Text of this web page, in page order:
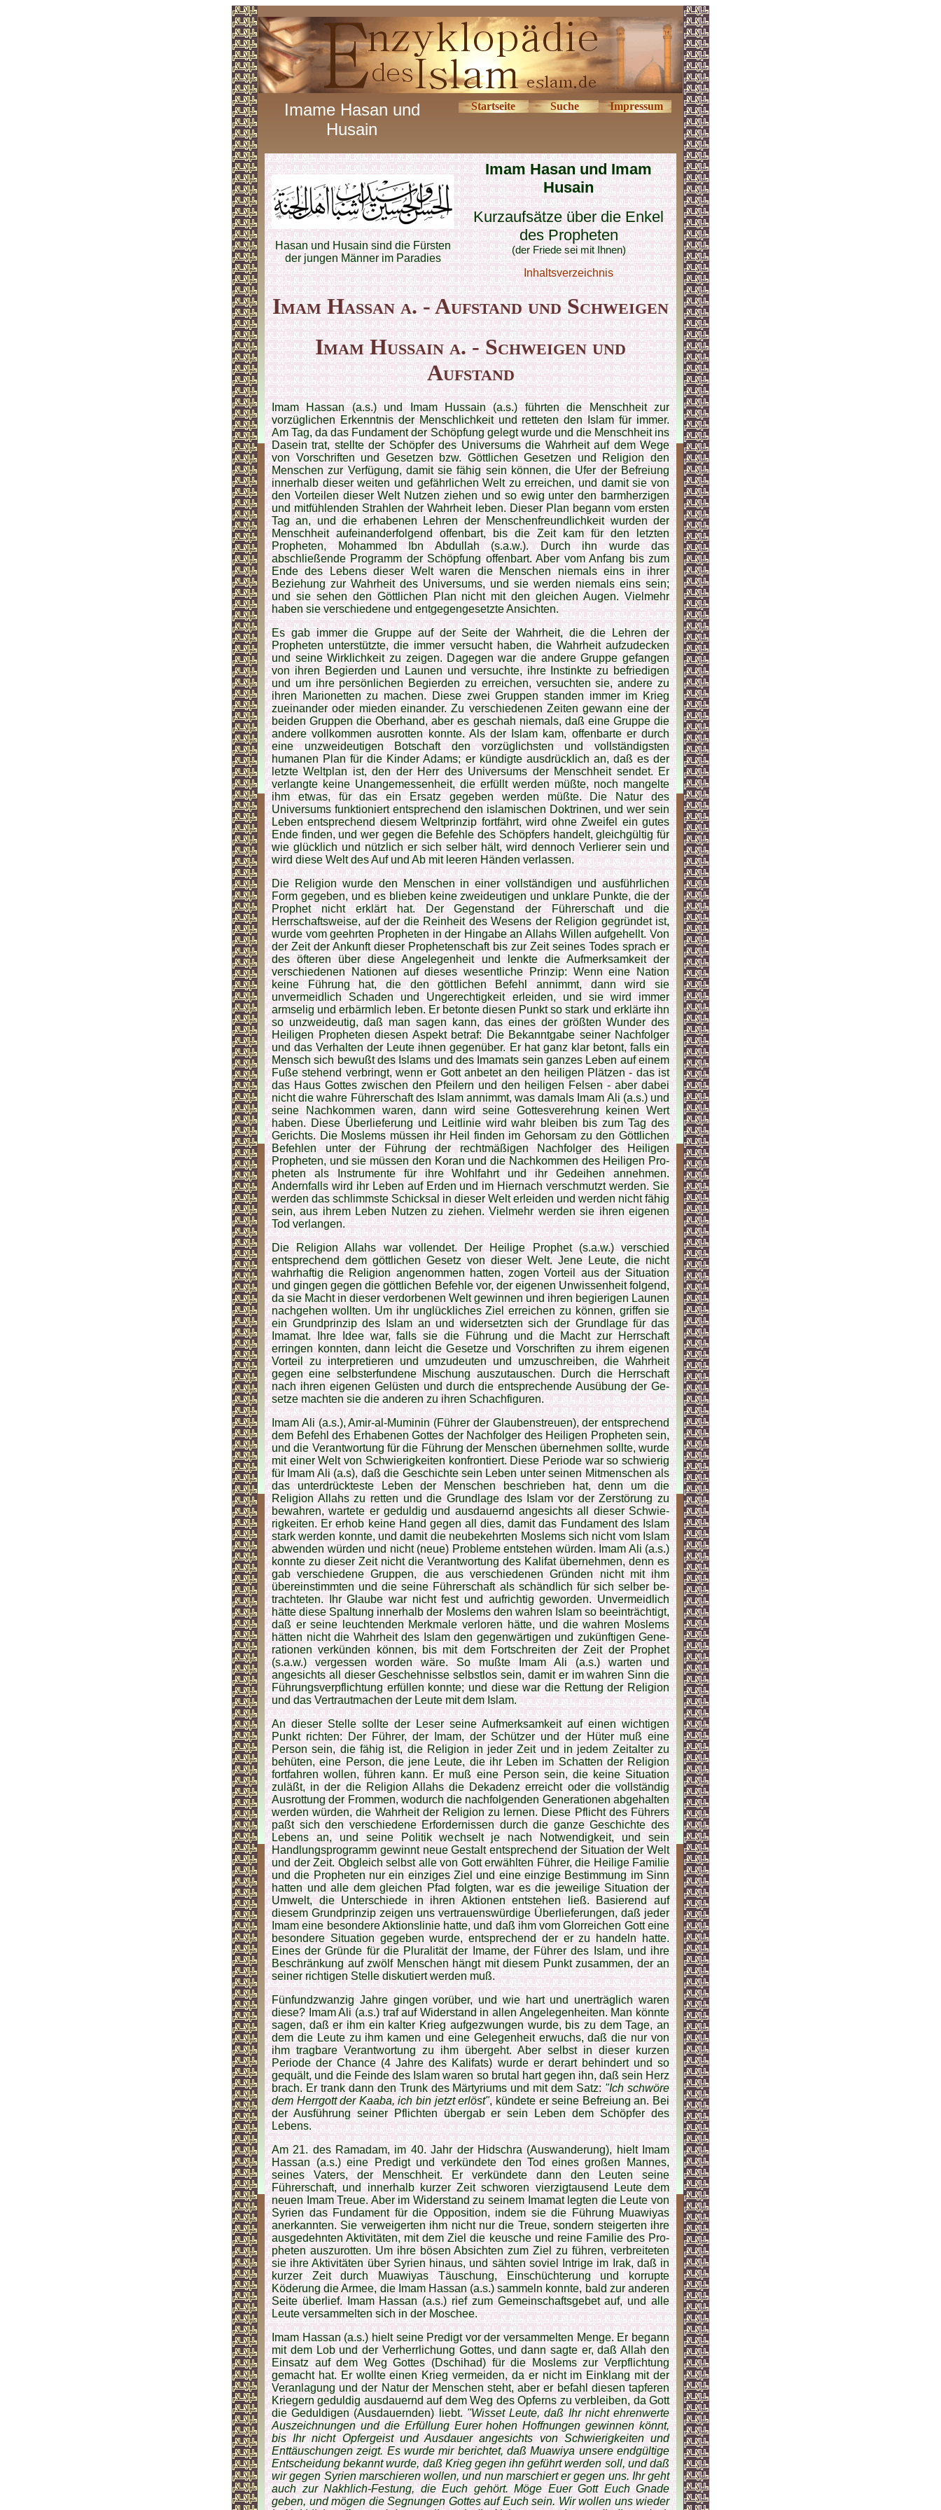
Imame Hasan und
Husain
Startseite Suche Impressum
Hasan und Husain sind die Fürsten
der jungen Männer im Paradies
Imam Hasan und Imam
Husain
Kurzaufsätze über die Enkel
des Propheten
(der Friede sei mit Ihnen)
Inhaltsverzeichnis
Imam Hassan a. - Aufstand und Schweigen
Imam Hussain a. - Schweigen und
Aufstand
Imam Hassan (a.s.) und Imam Hussain (a.s.) führten die Mensch­heit zur
vorzüglichen Erkenntnis der Menschlichkeit und retteten den Islam für immer.
Am Tag, da das Fundament der Schöpfung gelegt wurde und die Menschheit ins
Dasein trat, stellte der Schöpfer des Universums die Wahrheit auf dem Wege
von Vorschriften und Gesetzen bzw. Göttlichen Geset­zen und Religion den
Menschen zur Verfügung, damit sie fähig sein können, die Ufer der Befreiung
inner­halb dieser weiten und gefährlichen Welt zu erreichen, und damit sie von
den Vorteilen dieser Welt Nutzen ziehen und so ewig unter den barmherzigen
und mitfühlenden Strahlen der Wahrheit leben. Dieser Plan begann vom ersten
Tag an, und die erhabe­nen Lehren der Menschenfreundlichkeit wur­den der
Mensch­heit aufeinanderfolgend offenbart, bis die Zeit kam für den letzten
Propheten, Mohammed Ibn Abdullah (s.a.w.). Durch ihn wurde das
abschließende Programm der Schöpfung offen­bart. Aber vom Anfang bis zum
Ende des Lebens dieser Welt waren die Menschen niemals eins in ihrer
Beziehung zur Wahrheit des Universums, und sie wer­den niemals eins sein;
und sie sehen den Göttlichen Plan nicht mit den gleichen Au­gen. Vielmehr
haben sie verschie­dene und entgegengesetzte Ansichten.
Es gab immer die Gruppe auf der Seite der Wahrheit, die die Lehren der
Propheten unterstützte, die immer versucht haben, die Wahrheit aufzudecken
und seine Wirklichkeit zu zeigen. Dagegen war die andere Gruppe gefangen
von ihren Begier­den und Launen und versuchte, ihre Instinkte zu befrie­digen
und um ihre persönlichen Begierden zu erreichen, versuchten sie, andere zu
ihren Marionetten zu ma­chen. Diese zwei Gruppen standen immer im Krieg
zuein­ander oder mieden einander. Zu verschiedenen Zei­ten gewann eine der
beiden Gruppen die Oberhand, aber es geschah niemals, daß eine Gruppe die
ande­re vollkom­men ausrotten konnte. Als der Islam kam, offenbarte er durch
eine unzweideu­tigen Botschaft den vorzüglichsten und vollständigsten
humanen Plan für die Kinder Adams; er kün­digte ausdrücklich an, daß es der
letzte Weltplan ist, den der Herr des Universums der Menschheit sendet. Er
verlangte keine Unangemessenheit, die erfüllt werden müßte, noch man­gelte
ihm etwas, für das ein Ersatz ge­geben werden müßte. Die Natur des
Universums funktio­niert entsprechend den islami­schen Doktrinen, und wer sein
Leben entsprechend diesem Weltprinzip fortfährt, wird ohne Zweifel ein gutes
Ende finden, und wer gegen die Befehle des Schöpfers handelt, gleichgültig für
wie glücklich und nützlich er sich selber hält, wird den­noch Verlierer sein und
wird diese Welt des Auf und Ab mit leeren Händen verlassen.
Die Religion wurde den Menschen in einer vollständigen und ausführlichen
Form gegeben, und es blieben keine zweideuti­gen und unklare Punkte, die der
Prophet nicht erklärt hat. Der Gegen­stand der Führerschaft und die
Herrschaftsweise, auf der die Reinheit des Wesens der Religion gegründet ist,
wurde vom geehrten Propheten in der Hingabe an Allahs Willen aufgehellt. Von
der Zeit der Ankunft dieser Prophetenschaft bis zur Zeit seines Todes sprach er
des öfteren über diese Angele­genheit und lenkte die Aufmerksam­keit der
verschiedenen Nationen auf dieses wesentliche Prinzip: Wenn eine Nation
keine Führung hat, die den göttlichen Befehl annimmt, dann wird sie
unvermeidlich Schaden und Ungerechtigkeit erleiden, und sie wird im­mer
armselig und erbärmlich leben. Er betonte diesen Punkt so stark und erklärte ihn
so unzweideutig, daß man sagen kann, das eines der größten Wunder des
Heiligen Propheten diesen Aspekt betraf: Die Bekanntgabe seiner Nach­folger
und das Verhalten der Leute ihnen gegenüber. Er hat ganz klar betont, falls ein
Mensch sich bewußt des Islams und des Imamats sein ganzes Leben auf einem
Fuße stehend ver­bringt, wenn er Gott anbetet an den heiligen Plätzen - das ist
das Haus Gottes zwischen den Pfeilern und den heiligen Felsen - aber dabei
nicht die wahre Führerschaft des Islam annimmt, was damals Imam Ali (a.s.) und
seine Nachkommen waren, dann wird seine Gottesverehrung keinen Wert
haben. Diese Überlieferung und Leitlinie wird wahr bleiben bis zum Tag des
Gerichts. Die Mos­lems müssen ihr Heil finden im Gehorsam zu den Gött­lichen
Befehlen unter der Führung der rechtmäßi­gen Nachfolger des Heiligen
Propheten, und sie müssen den Koran und die Nachkommen des Heiligen Pro­
pheten als In­strumente für ihre Wohlfahrt und ihr Ge­deihen an­nehmen.
Andernfalls wird ihr Leben auf Erden und im Hiernach ver­schmutzt werden. Sie
werden das schlimm­ste Schicksal in dieser Welt erleiden und werden nicht fähig
sein, aus ihrem Leben Nutzen zu ziehen. Viel­mehr werden sie ihren eigenen
Tod verlangen.
Die Religion Allahs war vollendet. Der Heilige Pro­phet (s.a.w.) verschied
entsprechend dem göttlichen Gesetz von dieser Welt. Jene Leute, die nicht
wahrhaftig die Reli­gion angenommen hatten, zogen Vorteil aus der Si­tuation
und gin­gen gegen die göttlichen Befehle vor, der eigenen Unwissen­heit folgend,
da sie Macht in die­ser verdorbenen Welt gewin­nen und ihren be­gierigen Launen
nachgehen wollten. Um ihr unglückliches Ziel erreichen zu können, griffen sie
ein Grund­prinzip des Islam an und widersetzten sich der Grundlage für das
Imamat. Ihre Idee war, falls sie die Führung und die Macht zur Herr­schaft
erringen konnten, dann leicht die Gesetze und Vor­schriften zu ihrem eigenen
Vorteil zu interpretieren und umzudeuten und umzuschreiben, die Wahrheit
gegen eine selbsterfunde­ne Mischung auszutauschen. Durch die Herrschaft
nach ihren eigenen Gelüsten und durch die entsprechende Ausübung der Ge­
setze machten sie die anderen zu ihren Schachfiguren.
Imam Ali (a.s.), Amir-al-Muminin (Führer der Glaubenstreu­en), der entsprechend
dem Befehl des Erhabenen Gottes der Nachfolger des Heiligen Propheten sein,
und die Verantwor­tung für die Führung der Menschen übernehmen sollte, wurde
mit einer Welt von Schwierigkeiten kon­frontiert. Diese Periode war so schwierig
für Imam Ali (a.s), daß die Geschichte sein Leben unter seinen Mitmenschen als
das unterdrückteste Leben der Menschen beschrieben hat, denn um die
Religion Allahs zu retten und die Grund­lage des Islam vor der Zerstörung zu
bewahren, wartete er geduldig und ausdauernd angesichts all dieser Schwie­
rigkeiten. Er erhob keine Hand gegen all dies, damit das Fundament des Islam
stark werden konnte, und damit die neubekehrten Moslems sich nicht vom Islam
abwen­den würden und nicht (neue) Probleme entstehen würden. Imam Ali (a.s.)
konnte zu dieser Zeit nicht die Verantwortung des Kalifat übernehmen, denn es
gab verschiedene Gruppen, die aus verschiedenen Grün­den nicht mit ihm
übereinstimmten und die seine Führer­schaft als schändlich für sich selber be­
trachteten. Ihr Glaube war nicht fest und aufrichtig geworden. Unver­meidlich
hätte diese Spaltung innerhalb der Moslems den wahren Islam so beeinträchtigt,
daß er seine leuchtenden Merk­male verloren hätte, und die wahren Moslems
hätten nicht die Wahrheit des Islam den gegenwärtigen und zu­künftigen Gene­
rationen verkünden können, bis mit dem Fortschreiten der Zeit der Prophet
(s.a.w.) vergessen worden wä­re. So mußte Imam Ali (a.s.) warten und
angesichts all dieser Ge­schehnisse selbst­los sein, damit er im wahren Sinn die
Führungsverpflichtung erfüllen konnte; und diese war die Rettung der Religion
und das Vertrautmachen der Leu­te mit dem Islam.
An dieser Stelle sollte der Leser seine Aufmerksamkeit auf einen wichtigen
Punkt richten: Der Führer, der Imam, der Schüt­zer und der Hüter muß eine
Person sein, die fähig ist, die Religion in jeder Zeit und in jedem Zeitalter zu
behüten, eine Person, die jene Leute, die ihr Leben im Schatten der Religion
fortfahren wollen, führen kann. Er muß eine Person sein, die keine Situation
zuläßt, in der die Religion Allahs die Dekadenz erreicht oder die voll­ständig
Ausrottung der Frommen, wo­durch die nachfolgenden Generationen abgehalten
werden würden, die Wahrheit der Reli­gion zu lernen. Diese Pflicht des Führers
paßt sich den verschiedene Erfordernissen durch die ganze Geschichte des
Lebens an, und seine Politik wechselt je nach Notwendigkeit, und sein
Handlungspro­gramm gewinnt neue Gestalt entsprechend der Situation der Welt
und der Zeit. Obgleich selbst alle von Gott erwählten Führer, die Heilige Familie
und die Propheten nur ein einziges Ziel und eine ein­zige Be­stimmung im Sinn
hatten und alle dem gleichen Pfad folgten, war es die jeweilige Situation der
Umwelt, die Unter­schiede in ihren Aktionen entstehen ließ. Basierend auf
diesem Grundprinzip zeigen uns vertrauenswürdige Überlieferungen, daß jeder
Imam eine besondere Akti­onslinie hatte, und daß ihm vom Glorreichen Gott eine
besondere Situation gegeben wurde, entsprechend der er zu handeln hatte.
Eines der Gründe für die Pluralität der Ima­me, der Führer des Islam, und ihre
Beschrän­kung auf zwölf Menschen hängt mit diesem Punkt zusammen, der an
sei­ner richtigen Stelle diskutiert werden muß.
Fünfundzwanzig Jahre gingen vorüber, und wie hart und un­erträglich waren
diese? Imam Ali (a.s.) traf auf Widerstand in allen Angelegenheiten. Man könnte
sagen, daß er ihm ein kalter Krieg aufgezwungen wurde, bis zu dem Tage, an
dem die Leute zu ihm kamen und eine Gelegenheit erwuchs, daß die nur von
ihm tragbare Verantwortung zu ihm übergeht. Aber selbst in dieser kurzen
Periode der Chance (4 Jahre des Kalifats) wurde er derart behindert und so
gequält, und die Feinde des Islam waren so brutal hart gegen ihn, daß sein Herz
brach. Er trank dann den Trunk des Märtyriums und mit dem Satz:"Ich schwö­re
dem Herrgott der Kaaba, ich bin jetzt er­löst", kündete er seine Befreiung an. Bei
der Ausführung seiner Pflich­ten übergab er sein Leben dem Schöpfer des
Lebens.
Am 21. des Ramadam, im 40. Jahr der Hidschra (Auswan­derung), hielt Imam
Hassan (a.s.) eine Predigt und verkündete den Tod eines großen Mannes,
seines Vaters, der Menschheit. Er verkündete dann den Leuten seine
Führerschaft, und in­nerhalb kurzer Zeit schworen vierzig­tausend Leute dem
neuen Imam Treue. Aber im Widerstand zu seinem Imamat legten die Leute von
Syrien das Fundament für die Opposition, indem sie die Führung Muawiyas
aner­kannten. Sie verweigerten ihm nicht nur die Treue, sondern steigerten ihre
ausgedehnten Akti­vitäten, mit dem Ziel die keusche und reine Familie des Pro­
pheten auszurotten. Um ihre bösen Absichten zum Ziel zu führen, verbreiteten
sie ihre Aktivitäten über Syrien hinaus, und sähten soviel Intrige im Irak, daß in
kurzer Zeit durch Muawiyas Täuschung, Einschüchterung und korrupte
Köderung die Armee, die Imam Hassan (a.s.) sammeln konnte, bald zur anderen
Seite überlief. Imam Hassan (a.s.) rief zum Gemein­schaftsgebet auf, und alle
Leute versammelten sich in der Moschee.
Imam Hassan (a.s.) hielt seine Predigt vor der ver­sammelten Menge. Er begann
mit dem Lob und der Verherr­lichung Got­tes, und dann sagte er, daß Allah den
Einsatz auf dem Weg Gottes (Dschihad) für die Moslems zur Verpflichtung
gemacht hat. Er wollte einen Krieg vermeiden, da er nicht im Einklang mit der
Veranlagung und der Natur der Menschen steht, aber er befahl diesen tapferen
Kriegern geduldig ausdauernd auf dem Weg des Opferns zu verbleiben, da Gott
die Geduldigen (Ausdauern­den) liebt."Wisset Leute, daß Ihr nicht ehrenwerte
Auszeichnungen und die Erfüllung Eurer hohen Hoffnungen gewinnen könnt,
bis Ihr nicht Opfergeist und Ausdauer ange­sichts von Schwierigkeiten und
Enttäuschungen zeigt. Es wurde mir berichtet, daß Muawiya unsere endgültige
Entscheidung bekannt wurde, daß Krieg gegen ihn geführt werden soll, und daß
wir gegen Syrien marschieren wollen, und nun marschiert er gegen uns. Ihr geht
auch zur Nakhlich-Festung, die Euch gehört. Möge Euer Gott Euch Gnade
geben, und mögen die Segnungen Gottes auf Euch sein. Wir wollen uns wie­der